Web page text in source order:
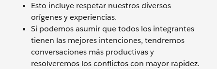
Esto incluye respetar nuestros diversos
orígenes y experiencias.
Si podemos asumir que todos los integrantes
tienen las mejores intenciones, tendremos
conversaciones más productivas y
resolveremos los conflictos con mayor rapidez.